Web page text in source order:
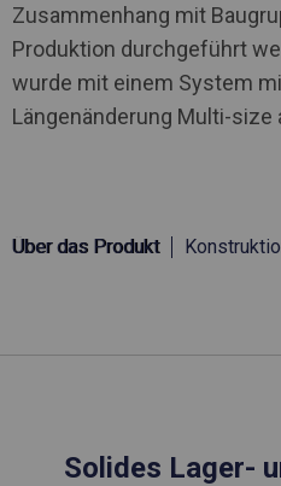
Zusammenhang mit
Produktion durchgeführt
wurde mit einem System
Längenänderung Multi-
Über das Produkt
Solides Lager-